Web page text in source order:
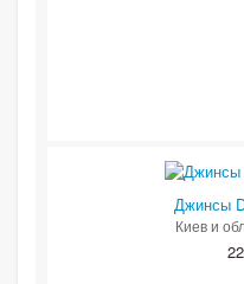
Джинсы
Киев и